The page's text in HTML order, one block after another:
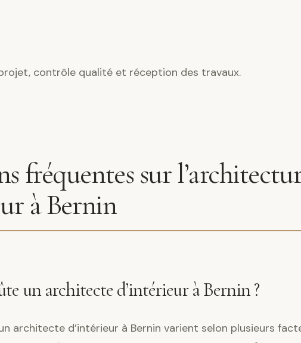
contrôle qualité et réception des travaux.
fréquentes sur
à Bernin
un architecte d’intérieur à Bernin ?
architecte d’intérieur à Bernin varient selon plusieurs